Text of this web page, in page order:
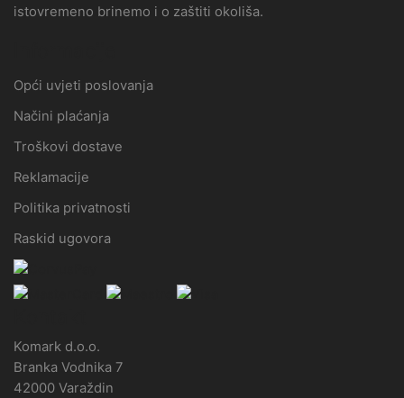
istovremeno brinemo i o zaštiti okoliša.
Opći uvjeti poslovanja
Načini plaćanja
Troškovi dostave
Reklamacije
Politika privatnosti
Raskid ugovora
Komark d.o.o.
Branka Vodnika 7
42000 Varaždin